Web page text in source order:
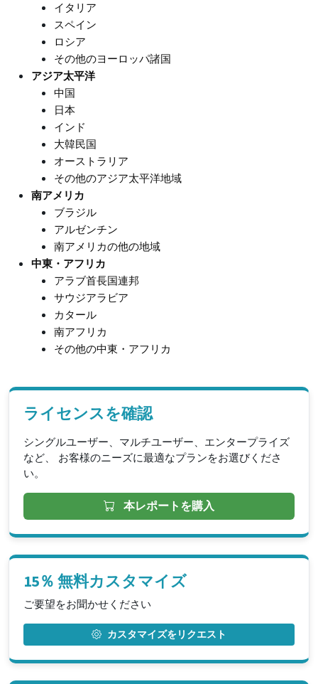
イタリア
スペイン
ロシア
その他のヨーロッパ諸国
アジア太平洋
中国
日本
インド
大韓民国
オーストラリア
その他のアジア太平洋地域
南アメリカ
ブラジル
アルゼンチン
南アメリカの他の地域
中東・アフリカ
アラブ首長国連邦
サウジアラビア
カタール
南アフリカ
その他の中東・アフリカ
ライセンスを確認
シングルユーザー、マルチユーザー、エンタープライズ
など、 お客様のニーズに最適なプランをお選びくださ
い。
本レポートを購入
15％ 無料カスタマイズ
ご要望をお聞かせください
カスタマイズをリクエスト